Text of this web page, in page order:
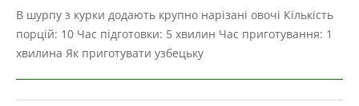
01-
22
В шурпу з курки додають крупно нарізані овочі Кількість
порцій: 10 Час підготовки: 5 хвилин Час приготування: 1
хвилина Як приготувати узбецьку